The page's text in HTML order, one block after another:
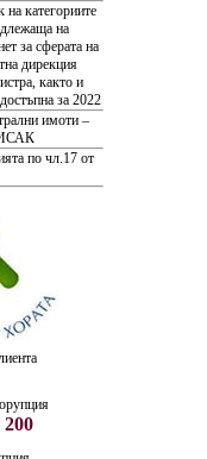
на категориите
на
за сферата на
дирекция
както и
за 2022
имоти –
по чл.17 от
200